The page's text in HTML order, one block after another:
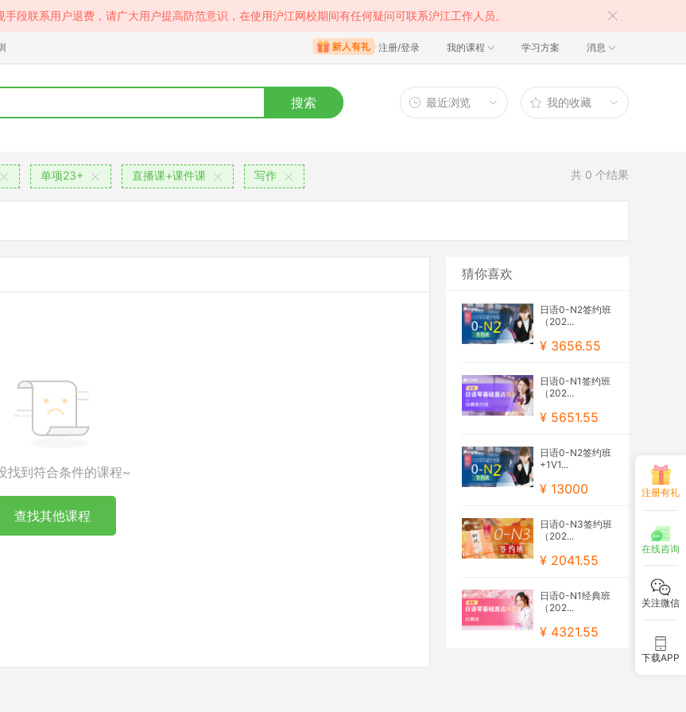
段联系用户退费，请广大用户提高防范意识，在使用沪江网校期间有任何疑问可联系沪江工作人员。
注册/登录 我的课程 学习方案 消息
搜索 最近浏览 我的收藏
单项23+ 直播课+课件课 写作 共 0 个结果
找到符合条件的课程~
查找其他课程
猜你喜欢
日语0-N2签约班
（202...
¥ 3656.55
日语0-N1签约班
（202...
¥ 5651.55
日语0-N2签约班
+1V1...
¥ 13000
日语0-N3签约班
（202...
¥ 2041.55
日语0-N1经典班
（202...
¥ 4321.55
注册有礼
在线咨询
关注微信
下载APP